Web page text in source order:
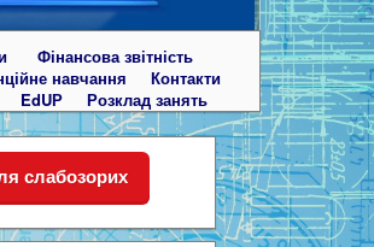
Фінансова звітність
навчання
Контакти
EdUР Розклад занять
слабозорих